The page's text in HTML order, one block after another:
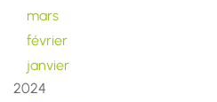
mars
février
janvier
2024